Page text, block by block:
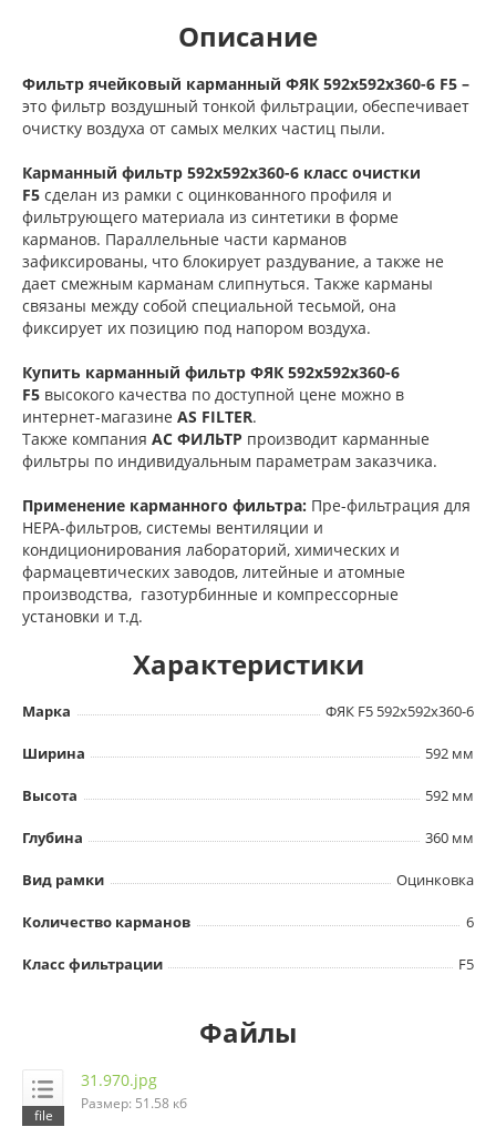
Описание
Фильтр ячейковый карманный ФЯК 592х592х360-6 F5 –
это фильтр воздушный тонкой фильтрации, обеспечивает
очистку воздуха от самых мелких частиц пыли.
Карманный фильтр 592х592х360-6 класс очистки
F5 сделан из рамки с оцинкованного профиля и
фильтрующего материала из синтетики в форме
карманов. Параллельные части карманов
зафиксированы, что блокирует раздувание, а также не
дает смежным карманам слипнуться. Также карманы
связаны между собой специальной тесьмой, она
фиксирует их позицию под напором воздуха.
Купить карманный фильтр ФЯК 592х592х360-6
F5 высокого качества по доступной цене можно в
интернет-магазине AS FILTER.
Также компания АС ФИЛЬТР производит карманные
фильтры по индивидуальным параметрам заказчика.
Применение карманного фильтра: Пре-фильтрация для
НЕРА-фильтров, системы вентиляции и
кондиционирования лабораторий, химических и
фармацевтических заводов, литейные и атомные
производства, газотурбинные и компрессорные
установки и т.д.
Характеристики
Марка ФЯК F5 592х592х360-6
Ширина 592 мм
Высота 592 мм
Глубина 360 мм
Вид рамки Оцинковка
Количество карманов 6
Класс фильтрации F5
Файлы
31.970.jpg
Размер: 51.58 кб